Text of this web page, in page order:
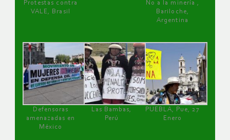
Protestas contra
VALE, Brasil
No a la minería ,
Bariloche,
Argentina
Defensoras
amenazadas en
México
Las Bambas,
Perú
PUEBLA, Pue, 27
Enero